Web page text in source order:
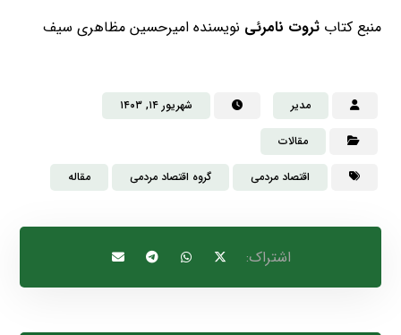
منبع کتابثروت نامرئی نویسنده امیرحسین مظاهری سیف
مدیر شهریور ۱۴, ۱۴۰۳
مقالات
اقتصاد مردمی گروه اقتصاد مردمی مقاله